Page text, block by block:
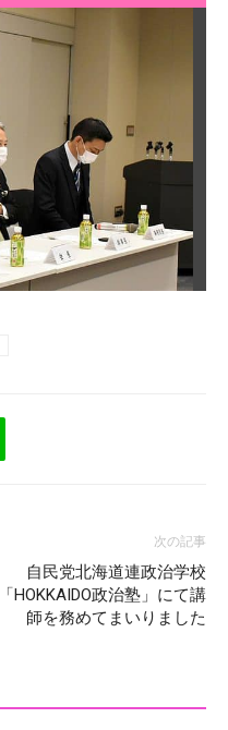
次の記事
自民党北海道連政治学校
「HOKKAIDO政治塾」にて講
師を務めてまいりました